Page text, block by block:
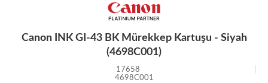
Canon INK GI-43 BK Mürekkep Kartuşu - Siyah
(4698C001)
17658
4698C001